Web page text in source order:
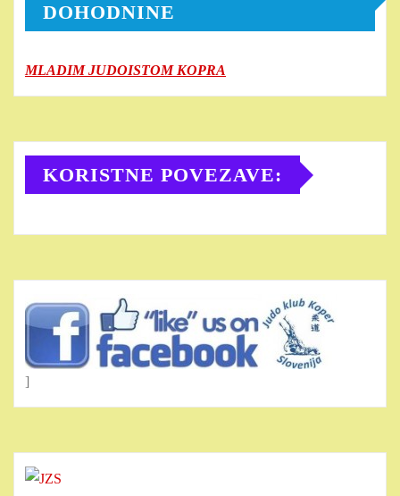
DOHODNINE
MLADIM JUDOISTOM KOPRA
KORISTNE POVEZAVE:
]